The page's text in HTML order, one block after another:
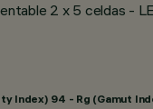
2 x 5 celdas -
Index) 94 - Rg (Gamut